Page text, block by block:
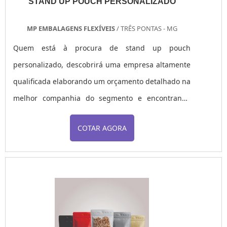
MP EMBALAGENS FLEXÍVEIS/ TRÊS PONTAS - MG
Quem está à procura de stand up pouch
personalizado, descobrirá uma empresa altamente
qualificada elaborando um orçamento detalhado na
melhor companhia do segmento e encontrando
sofisticação e preço justo em um só lugar.Quando a
busca é por stand up pouch personalizado, na MP
Embalagens Flexíveis foca sua energia em produzir
COTAR AGORA